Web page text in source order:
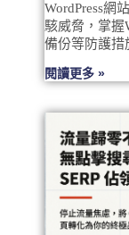
WordPress網
駭威脅，掌握
備份等防護措
閱讀更多 »